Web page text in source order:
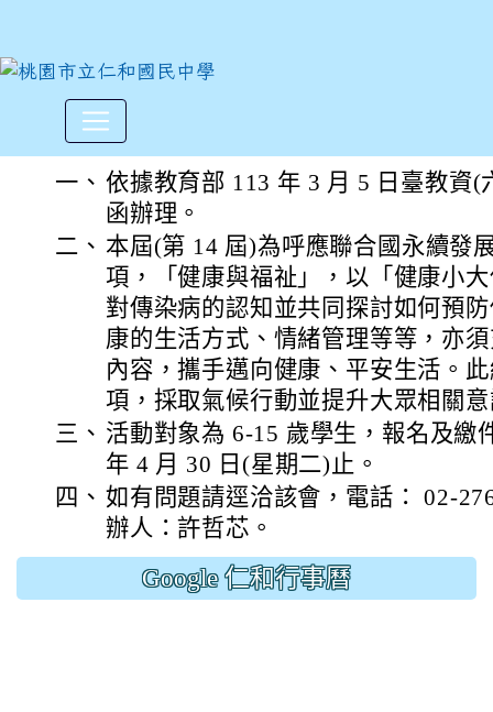
財團法人台灣永續能源研究
一、 依據教育部 113 年 3 月 5 日臺教資(
函辦理。
二、 本屆(第 14 屆)為呼應聯合國永續發
項，「健康與福祉」，以「健康小
對傳染病的認知並共同探討如何預
康的生活方式、情緒管理等等，亦
內容，攜手邁向健康、平安生活。
項，採取氣候行動並提升大眾相關
三、 活動對象為 6-15 歲學生，報名及繳
年 4 月 30 日(星期二)止。
四、 如有問題請逕洽該會，電話： 02-
辦人：許哲芯。
Google 仁和行事曆